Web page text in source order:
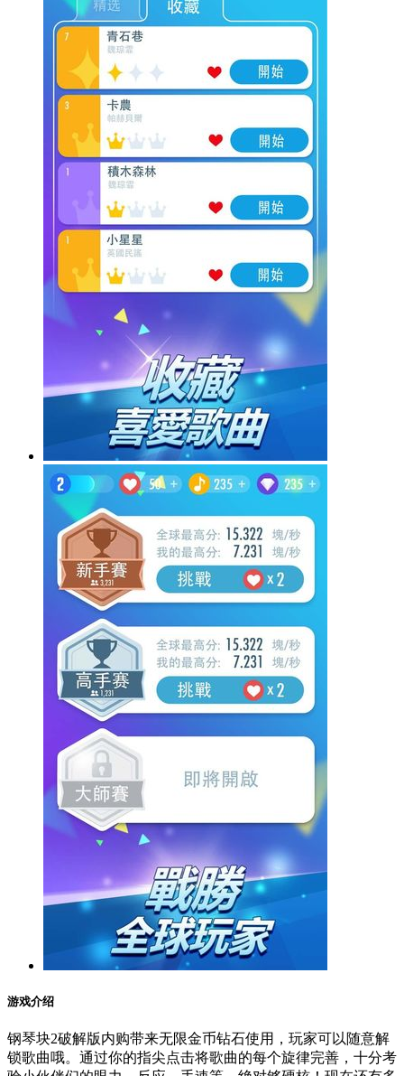
游戏介绍
钢琴块2破解版内购带来无限金币钻石使用，玩家可以随意解
锁歌曲哦。通过你的指尖点击将歌曲的每个旋律完善，十分考